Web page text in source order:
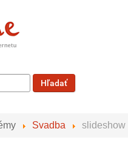
Hľadať
Svadba slideshow